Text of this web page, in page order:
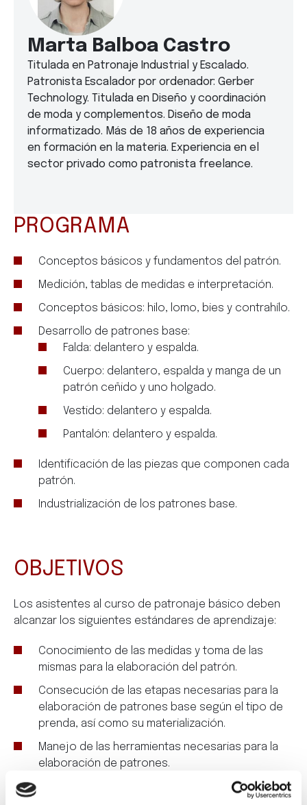
Marta Balboa Castro
Titulada en Patronaje Industrial y Escalado.
Patronista Escalador por ordenador: Gerber
Technology. Titulada en Diseño y coordinación
de moda y complementos. Diseño de moda
informatizado. Más de 18 años de experiencia
en formación en la materia. Experiencia en el
sector privado como patronista freelance.
PROGRAMA
Conceptos básicos y fundamentos del patrón.
Medición, tablas de medidas e interpretación.
Conceptos básicos: hilo, lomo, bies y contrahílo.
Desarrollo de patrones base:
Falda: delantero y espalda.
Cuerpo: delantero, espalda y manga de un
patrón ceñido y uno holgado.
Vestido: delantero y espalda.
Pantalón: delantero y espalda.
Identificación de las piezas que componen cada
patrón.
Industrialización de los patrones base.
OBJETIVOS
Los asistentes al curso de patronaje básico deben
alcanzar los siguientes estándares de aprendizaje:
Conocimiento de las medidas y toma de las
mismas para la elaboración del patrón.
Consecución de las etapas necesarias para la
elaboración de patrones base según el tipo de
prenda, así como su materialización.
Manejo de las herramientas necesarias para la
elaboración de patrones.
Industrialización de los patrones base.